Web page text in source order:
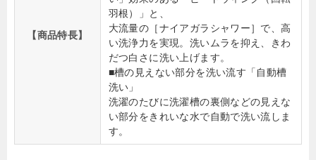
【商品特長】
羽根）」と、
大流量の［ナイアガラシャワー］で、高
い洗浄力を実現。洗いムラを抑え、きわ
だつ白さに洗い上げます。
■槽の見えない部分を洗い流す「自動槽
洗い」
洗濯のたびに洗濯槽の裏側などの見えな
い部分をきれいな水で自動で洗い流しま
す。